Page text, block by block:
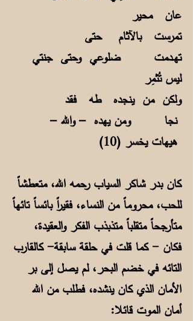
عان محير
تمرست بالآثام حتى
تهـدمت ضلوعي وحتى جنتي
ليس تُثمِر
ولكن من ينجده طه فقد
نجا ومن يهده – والله –
هيهات يخسر (10)
كان بدر شاكر السياب رحمه الله، متعطشاً
للحب، محروماً من النساء، فقيراً بائساً تائهاً
متأرجحاً متقلباً متذبذب الفكر والعقيدة،
فكان - كما قلت في حلقة سابقة- كالقارب
التائه في خضم البحر، لم يصل إلى بر
الأمان الذي كان ينشده، فطلب من الله
أمان الموت قائلا: